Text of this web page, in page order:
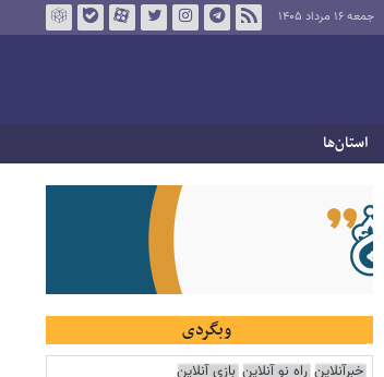
جمعه ۱۶ مرداد ۱۴۰۵
استان‌ها
وبگردی
خبرآنلاین راه نو آنلاین بازی آنلاین